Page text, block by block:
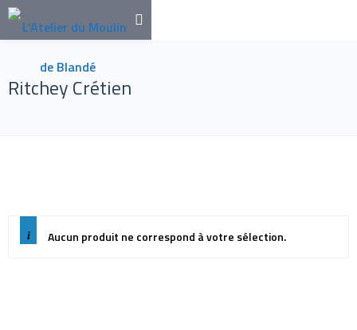
Ritchey Crétien
Aucun produit ne correspond à votre sélection.